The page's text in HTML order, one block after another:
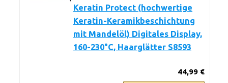
Keratin Protect (hochwertige
Keratin-Keramikbeschichtung
mit Mandelöl) Digitales Display,
160-230°C, Haarglätter S8593
44,99 €